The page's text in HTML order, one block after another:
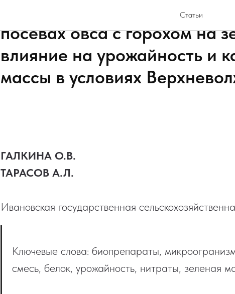
Статьи
Эффективность применения
посевах овса с горохом на
влияние на урожайность и
массы в условиях
ГАЛКИНА О.В.
ТАРАСОВ А.Л.
Ивановская государственная
Ключевые слова: биопрепараты,
смесь, белок, урожайность, нитраты, зеленая